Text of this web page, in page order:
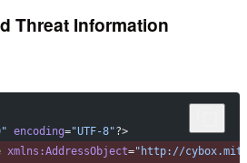
Threat Information
encoding="UTF-8"?>
xmlns:AddressObject="http://